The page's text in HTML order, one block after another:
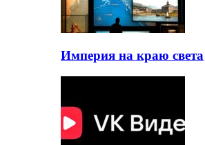
Империя на краю света